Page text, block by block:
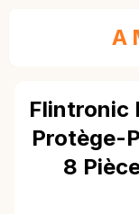
Flintronic
Protège-
8